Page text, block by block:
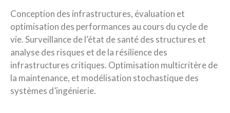
Conception des infrastructures, évaluation et
optimisation des performances au cours du cycle de
vie. Surveillance de l’état de santé des structures et
analyse des risques et de la résilience des
infrastructures critiques. Optimisation multicritère de
la maintenance, et modélisation stochastique des
systèmes d’ingénierie.